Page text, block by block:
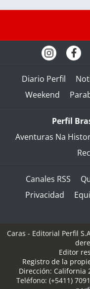
Diario Perfil
Weekend
Perfil
Aventuras Na
Canales RSS
Privacidad
Caras - Editorial Perfil
Editor
Registro de la
Dirección: California
Teléfono: (+5411)